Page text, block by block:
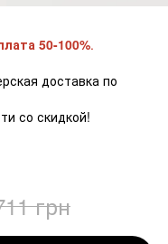
50-100%.
доставка по
со скидкой!
грн